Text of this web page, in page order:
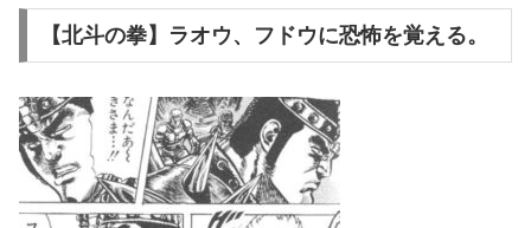
【北斗の拳】ラオウ、フドウに恐怖を覚える。